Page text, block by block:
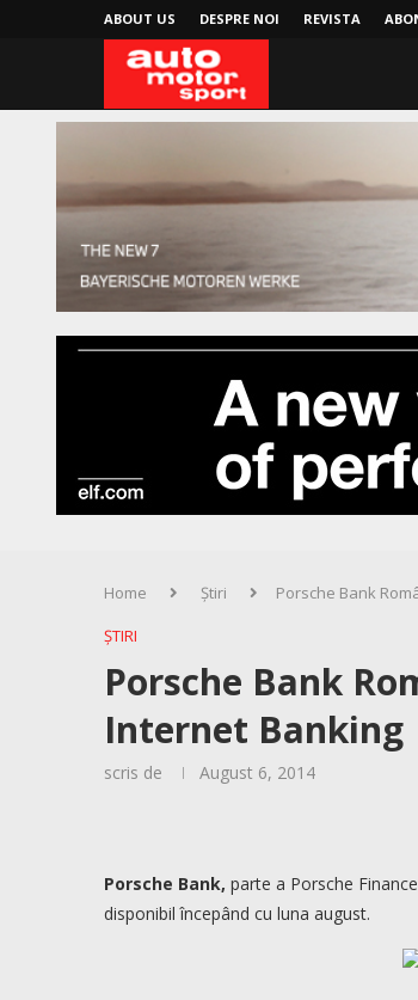
ABOUT US DESPRE NOI REVISTA
Home Știri
Porsche Bank
ȘTIRI
Porsche Bank
Internet Banking
scris de August 6, 2014
Porsche Bank, parte a Porsche
disponibil începând cu luna august.